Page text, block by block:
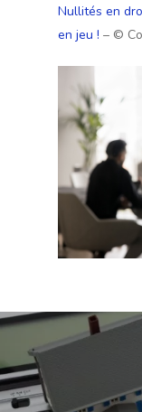
Nullités en
en jeu ! – ©